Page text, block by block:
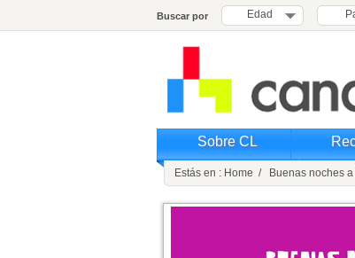
Buscar por Edad
Sobre CL
Estás en : Home / Buenas noches a